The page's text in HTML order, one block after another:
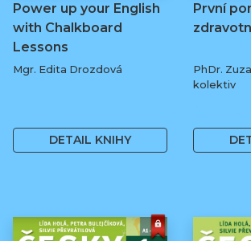
Power up your English
with Chalkboard
Lessons
Mgr. Edita Drozdová
DETAIL KNIHY
První
PhDr.
kolektiv